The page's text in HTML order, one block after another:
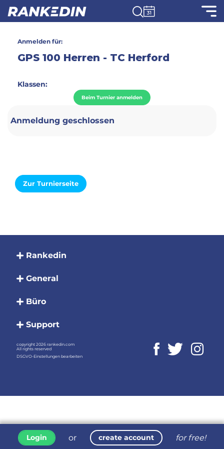
Anmelden für:
GPS 100 Herren - TC Herford
Klassen:
Beim Turnier anmelden
Anmeldung geschlossen
Zur Turnierseite
Login or create account for free!
Rankedin
General
Büro
Support
copyright 2026 rankedin.com
All rights reserved
DSGVO-Einstellungen bearbeiten